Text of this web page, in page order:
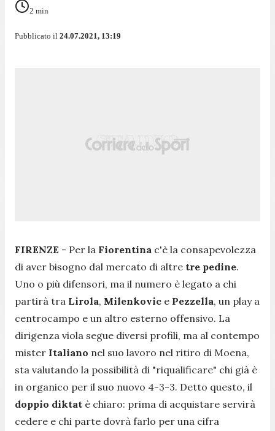
2 min
Pubblicato il 24.07.2021, 13:19
FIRENZE - Per la Fiorentina c'è la consapevolezza
di aver bisogno dal mercato di altre tre pedine.
Uno o più difensori, ma il numero è legato a chi
partirà tra Lirola, Milenkovic e Pezzella, un play a
centrocampo e un altro esterno offensivo. La
dirigenza viola segue diversi profili, ma al contempo
mister Italiano nel suo lavoro nel ritiro di Moena,
sta valutando la possibilità di "riqualificare" chi già è
in organico per il suo nuovo 4-3-3. Detto questo, il
doppio diktat è chiaro: prima di acquistare servirà
cedere e chi parte dovrà farlo per una cifra